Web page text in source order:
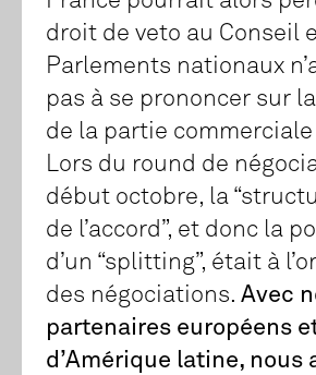
droit de veto au Conseil
Parlements nationaux
pas à se prononcer sur
de la partie commerciale
Lors du round de
début octobre, la
de l’accord”, et donc la
d’un “splitting”, était à
des négociations. Avec
partenaires européens
d’Amérique latine, nous